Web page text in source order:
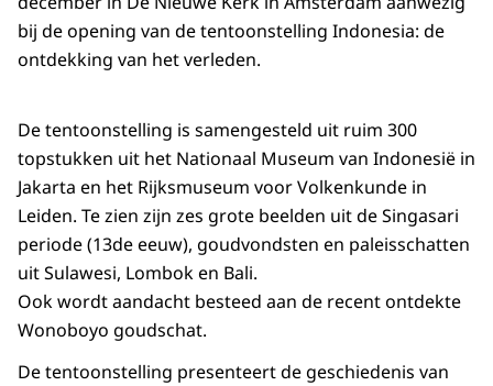
bij de opening van de tentoonstelling Indonesia: de
ontdekking van het verleden.
De tentoonstelling is samengesteld uit ruim 300
topstukken uit het Nationaal Museum van Indonesië in
Jakarta en het Rijksmuseum voor Volkenkunde in
Leiden. Te zien zijn zes grote beelden uit de Singasari
periode (13de eeuw), goudvondsten en paleisschatten
uit Sulawesi, Lombok en Bali.
Ook wordt aandacht besteed aan de recent ontdekte
Wonoboyo goudschat.
De tentoonstelling presenteert de geschiedenis van